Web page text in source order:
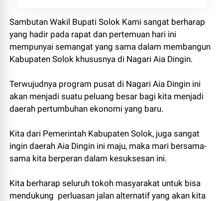
Sambutan Wakil Bupati Solok Kami sangat berharap
yang hadir pada rapat dan pertemuan hari ini
mempunyai semangat yang sama dalam membangun
Kabupaten Solok khususnya di Nagari Aia Dingin.
Terwujudnya program pusat di Nagari Aia Dingin ini
akan menjadi suatu peluang besar bagi kita menjadi
daerah pertumbuhan ekonomi yang baru.
Kita dari Pemerintah Kabupaten Solok, juga sangat
ingin daerah Aia Dingin ini maju, maka mari bersama-
sama kita berperan dalam kesuksesan ini.
Kita berharap seluruh tokoh masyarakat untuk bisa
mendukung perluasan jalan alternatif yang akan kita